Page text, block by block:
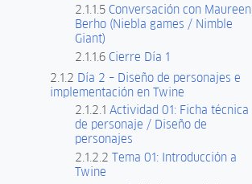
2.1.1.5 Conversación con Maureen
Berho (Niebla games / Nimble
Giant)
2.1.1.6 Cierre Día 1
2.1.2 Día 2 – Diseño de personajes e
implementación en Twine
2.1.2.1 Actividad 01: Ficha técnica
de personaje / Diseño de
personajes
2.1.2.2 Tema 01: Introducción a
Twine